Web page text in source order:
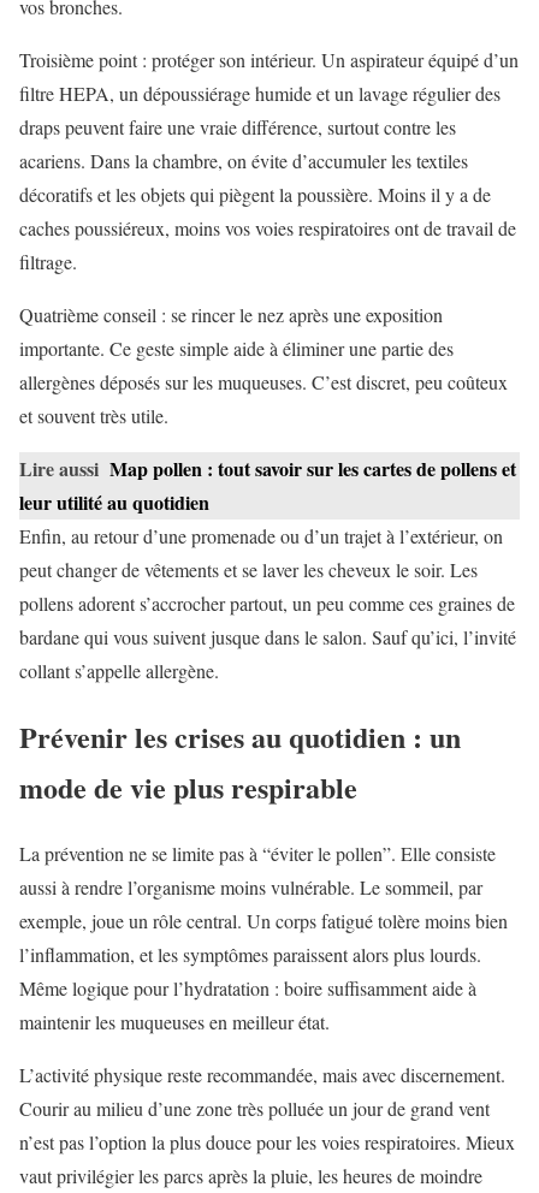
vos bronches.
Troisième point : protéger son intérieur. Un aspirateur équipé d’un
filtre HEPA, un dépoussiérage humide et un lavage régulier des
draps peuvent faire une vraie différence, surtout contre les
acariens. Dans la chambre, on évite d’accumuler les textiles
décoratifs et les objets qui piègent la poussière. Moins il y a de
caches poussiéreux, moins vos voies respiratoires ont de travail de
filtrage.
Quatrième conseil : se rincer le nez après une exposition
importante. Ce geste simple aide à éliminer une partie des
allergènes déposés sur les muqueuses. C’est discret, peu coûteux
et souvent très utile.
Lire aussi Map pollen : tout savoir sur les cartes de pollens et
leur utilité au quotidien
Enfin, au retour d’une promenade ou d’un trajet à l’extérieur, on
peut changer de vêtements et se laver les cheveux le soir. Les
pollens adorent s’accrocher partout, un peu comme ces graines de
bardane qui vous suivent jusque dans le salon. Sauf qu’ici, l’invité
collant s’appelle allergène.
Prévenir les crises au quotidien : un
mode de vie plus respirable
La prévention ne se limite pas à “éviter le pollen”. Elle consiste
aussi à rendre l’organisme moins vulnérable. Le sommeil, par
exemple, joue un rôle central. Un corps fatigué tolère moins bien
l’inflammation, et les symptômes paraissent alors plus lourds.
Même logique pour l’hydratation : boire suffisamment aide à
maintenir les muqueuses en meilleur état.
L’activité physique reste recommandée, mais avec discernement.
Courir au milieu d’une zone très polluée un jour de grand vent
n’est pas l’option la plus douce pour les voies respiratoires. Mieux
vaut privilégier les parcs après la pluie, les heures de moindre